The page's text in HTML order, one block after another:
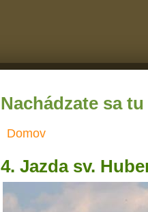
Nachádzate sa tu
Domov
4. Jazda sv.